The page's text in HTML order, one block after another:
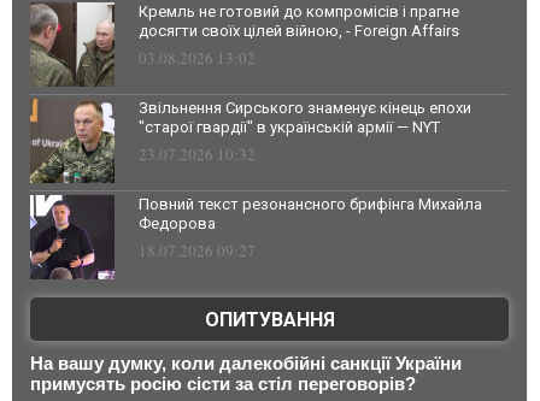
Кремль не готовий до компромісів і прагне
досягти своїх цілей війною, - Foreign Affairs
03.08.2026 13:02
Звільнення Сирського знаменує кінець епохи
"старої гвардії" в українській армії — NYT
23.07.2026 10:32
Повний текст резонансного брифінга Михайла
Федорова
18.07.2026 09:27
ОПИТУВАННЯ
На вашу думку, коли далекобійні санкції України
примусять росію сісти за стіл переговорів?